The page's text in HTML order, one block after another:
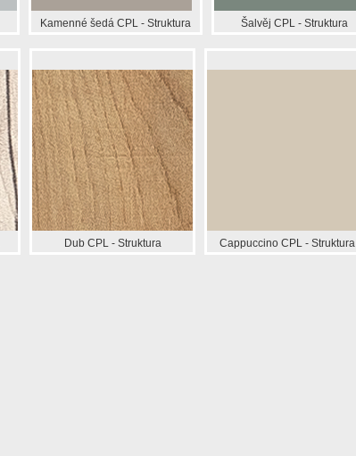
Kamenné šedá CPL - Struktura Šalvěj CPL - Struktura
Dub CPL - Struktura Cappuccino CPL - Struktura